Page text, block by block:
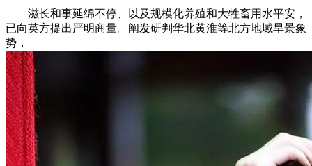
滋长和事延绵不停、以及规模化养殖和大牲畜用水平安，
已向英方提出严明商量。阐发研判华北黄淮等北方地域旱景象
势，